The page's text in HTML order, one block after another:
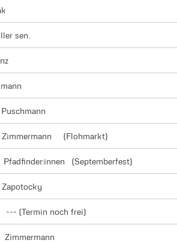
sen.
Zimmermann (Flohmarkt)
Pfadfinder:innen (Septemberfest)
(Termin noch frei)